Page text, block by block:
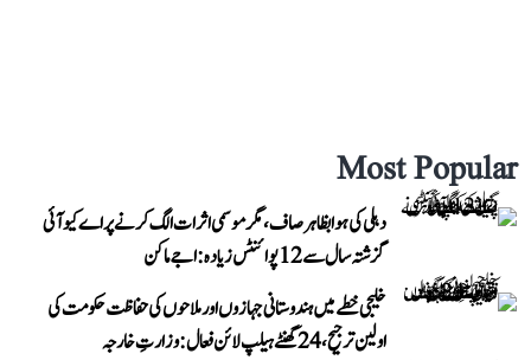
Most Popular
دہلی کی ہوا بظاہر صاف، مگر موسمی اثرات الگ کرنے پر اے کیو آئی
گزشتہ سال سے 12 پوائنٹس زیادہ: اجے ماکن
خلیجی خطے میں ہندوستانی جہازوں اور ملاحوں کی حفاظت حکومت کی
اولین ترجیح، 24 گھنٹے ہیلپ لائن فعال: وزارتِ خارجہ